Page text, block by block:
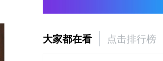
大家都在看 点击排行榜